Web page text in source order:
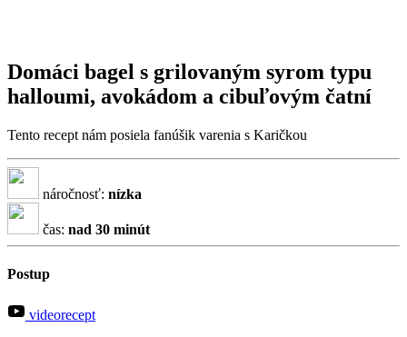
Domáci bagel s grilovaným syrom typu
halloumi, avokádom a cibuľovým čatní
Tento recept nám posiela fanúšik varenia s Karičkou
náročnosť: nízka
čas: nad 30 minút
Postup
videorecept